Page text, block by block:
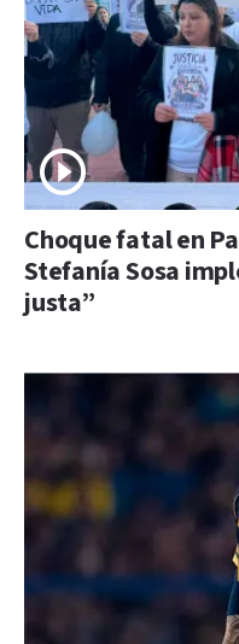
Choque fatal en
Stefanía Sosa
justa”